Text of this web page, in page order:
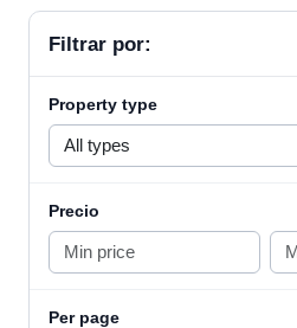
Filtrar por:
Property type
Precio
Per page